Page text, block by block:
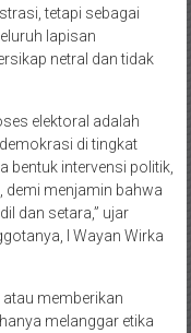
tetapi sebagai
lapisan
netral dan tidak
elektoral adalah
di tingkat
bentuk intervensi politik,
demi menjamin bahwa
dan setara,” ujar
I Wayan Wirka
memberikan
melanggar etika